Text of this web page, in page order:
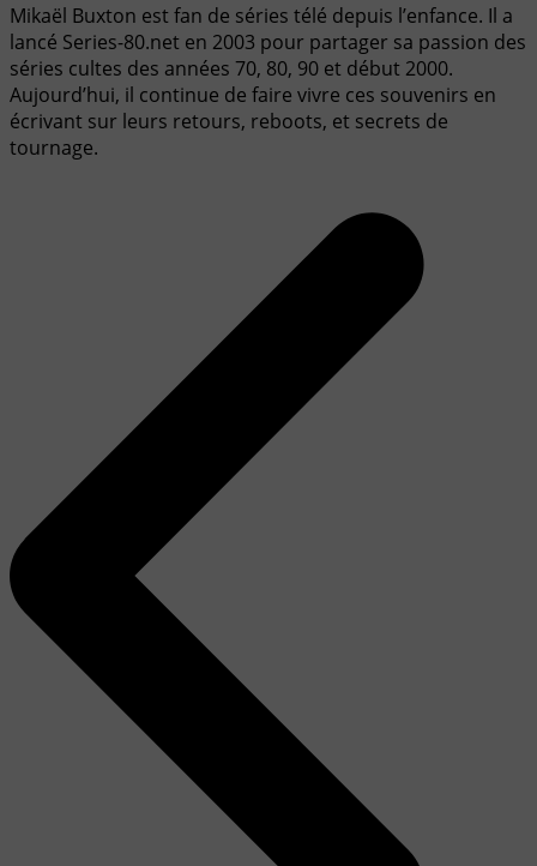
Mikaël Buxton est fan de séries télé depuis l’enfance. Il a
lancé Series-80.net en 2003 pour partager sa passion des
séries cultes des années 70, 80, 90 et début 2000.
Aujourd’hui, il continue de faire vivre ces souvenirs en
écrivant sur leurs retours, reboots, et secrets de
tournage.